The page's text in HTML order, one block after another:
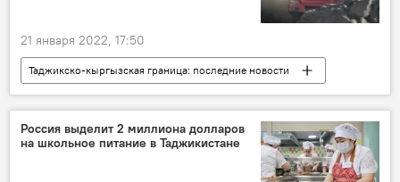
21 января 2022, 17:50
Таджикско-кыргызская граница: последние новости
Таджикистан
Происшествия, ЧП, криминал
граница
Кыргызстан
ГНКБ Таджикистана
Россия выделит 2 миллиона долларов
на школьное питание в Таджикистане